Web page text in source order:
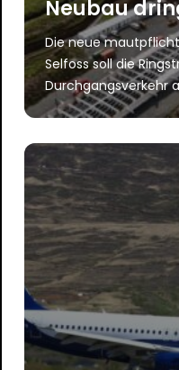
Neubau
Die neue
Selfoss soll die
Durchgangsverkehr